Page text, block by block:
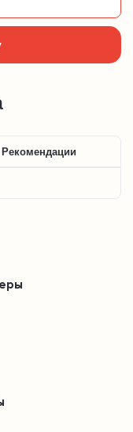
Рекомендации